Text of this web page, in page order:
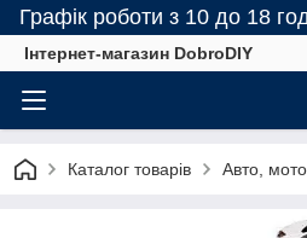
Графік роботи з 10 до 18
Інтернет-магазин DobroDIY
Каталог товарів Авто, мото